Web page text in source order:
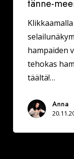
tänne-
hampaiden
tehokas
täältä!…
Anna